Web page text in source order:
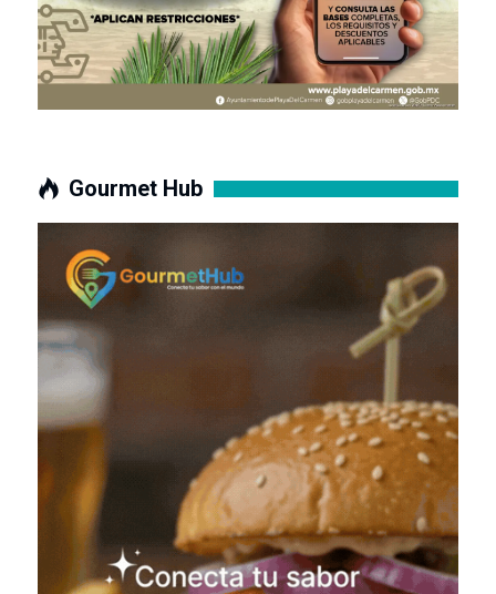
Gourmet Hub